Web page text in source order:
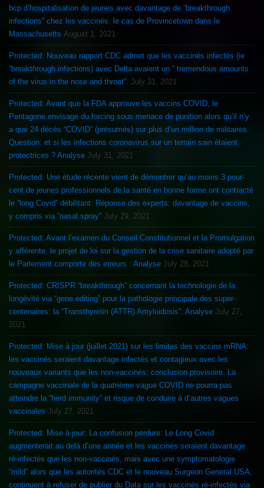
bcp d’hospitalisation de jeunes avec davantage de “breakthrough
infections” chez les vaccinés: le cas de Provincetown dans le
Massachusetts August 1, 2021
Protected: Nouveau rapport CDC admet que les vaccinés infectés (ie
“breakthrough infections) avec Delta avaient un ” tremendous amounts
of the virus in the nose and throat”. July 31, 2021
Protected: Avant que la FDA approuve les vaccins COVID, le
Pentagone envisage du forcing sous menace de punition alors qu’il n’y
a que 24 décès “COVID” (présumés) sur plus d’un million de militaires.
Question: et si les infections coronavirus sur un terrain sain étaient
protectrices ? Analyse July 31, 2021
Protected: Une étude récente vient de démontrer qu’au moins 3 pour-
cent de jeunes professionnels de la santé en bonne forme ont contracté
le “long Covid” débilitant: Réponse des experts: davantage de vaccins,
y compris via “nasal spray” July 29, 2021
Protected: Avant l’examen du Conseil Constitutionnel et la Promulgation
y afférente, le projet de loi sur la gestion de la crise sanitaire adopté par
le Parlement comporte des erreurs : Analyse July 28, 2021
Protected: CRISPR “breakthrough” concernant la technologie de la
longévité via “gene editing” pour la pathologie principale des super-
centenaires: la “Transthyretin (ATTR) Amyloidosis”: Analyse July 27,
2021
Protected: Mise à jour (juillet 2021) sur les limites des vaccins mRNA:
les vaccinés seraient davantage infectés et contagieux avec les
nouveaux variants que les non-vaccinés: conclusion provisoire. La
campagne vaccinale de la quatrième vague COVID ne pourra pas
atteindre la “herd immunity” et risque de conduire à d’autres vagues
vaccinales July 27, 2021
Protected: Mise à jour: La confusion perdure: Le Long Covid
augmenterait au delà d’une année et les vaccinés seraient davantage
ré-infectés que les non-vaccinés, mais avec une symptomatologie
“mild” alors que les autorités CDC et le nouveau Surgeon General USA,
continuent à refuser de publier du Data sur les vaccinés ré-infectés via